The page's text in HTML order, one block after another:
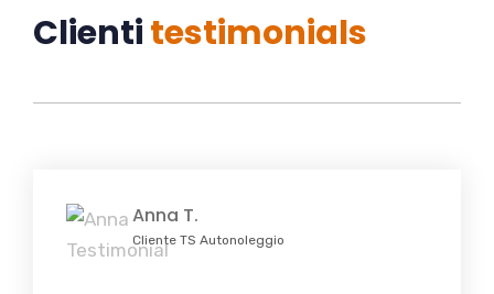
Clientitestimonials
Anna T.
Cliente TS Autonoleggio